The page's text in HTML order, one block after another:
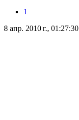
1
8 апр. 2010 г., 01:27:30